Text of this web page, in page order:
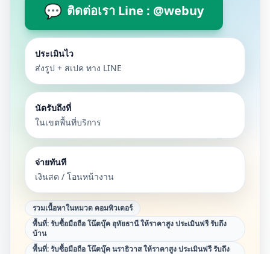
💬 ติดต่อเรา Line : @webuy
ประเมินไว
ส่งรูป + สเปค ทาง LINE
นัดรับถึงที่
ในเขตพื้นที่บริการ
จ่ายทันที
เงินสด / โอนหน้างาน
รวมเนื้อหาในหมวด คอมพิวเตอร์
พื้นที่:รับซื้อมือถือ โน๊ตบุ๊ค อุทัยธานี ให้ราคาสูง ประเมินฟรี รับถึง
บ้าน
พื้นที่:รับซื้อมือถือ โน๊ตบุ๊ค นราธิวาส ให้ราคาสูง ประเมินฟรี รับถึง